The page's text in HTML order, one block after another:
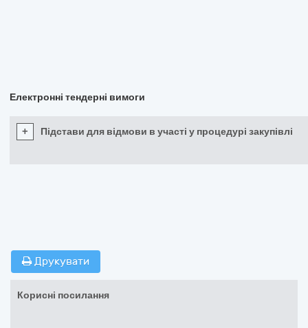
Електронні тендерні вимоги
+ Підстави для відмови в участі у процедурі закупівлі
Друкувати
Корисні посилання